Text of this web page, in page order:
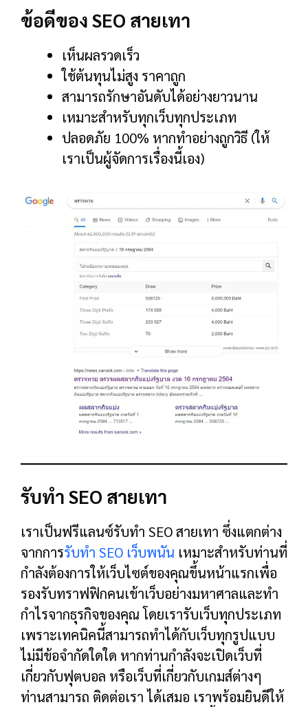
ข้อดีของ SEO สายเทา
เห็นผลรวดเร็ว
ใช้ต้นทุนไม่สูง ราคาถูก
สามารถรักษาอันดับได้อย่างยาวนาน
เหมาะสำหรับทุกเว็บทุกประเภท
ปลอดภัย 100% หากทำอย่างถูกวิธี (ให้
เราเป็นผู้จัดการเรื่องนี้เอง)
รับทำ SEO สายเทา
เราเป็นฟรีแลนซ์รับทำ SEO สายเทา ซึ่งแตกต่าง
จากการรับทำ SEO เว็บพนัน เหมาะสำหรับท่านที่
กำลังต้องการให้เว็บไซต์ของคุณขึ้นหน้าแรกเพื่อ
รองรับทราฟฟิกคนเข้าเว็บอย่างมหาศาลและทำ
กำไรจากธุรกิจของคุณ โดยเรารับเว็บทุกประเภท
เพราะเทคนิคนี้สามารถทำได้กับเว็บทุกรูปแบบ
ไม่มีข้อจำกัดใดใด หากท่านกำลังจะเปิดเว็บที่
เกี่ยวกับฟุตบอล หรือเว็บที่เกี่ยวกับเกมส์ต่างๆ
ท่านสามารถ ติดต่อเรา ได้เสมอ เราพร้อมยินดีให้